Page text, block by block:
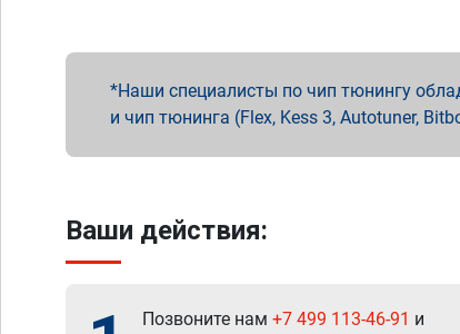
Наши специалисты по чип тюнингу
и чип тюнинга (Flex, Kess 3, Autotuner,
Ваши действия:
Позвоните нам +7 499 113-46-91 и